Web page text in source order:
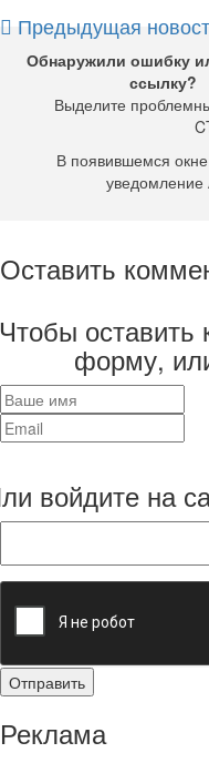
Предыдущая
Обнаружили ошибку
ссылку?
Выделите
В появившемся
уведомление
Оставить
оставить
форму,
войдите на
Реклама